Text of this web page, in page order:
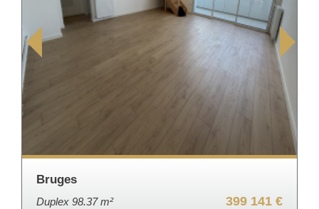
Bruges
Duplex 98.37 m² 399 141 €